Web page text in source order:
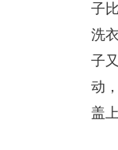
子
洗
子
动
盖